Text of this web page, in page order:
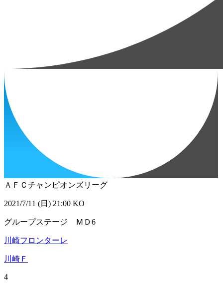
ＡＦＣチャンピオンズリーグ
2021/7/11 (日) 21:00 KO
グループステージ ＭＤ6
川崎フロンターレ
川崎Ｆ
4